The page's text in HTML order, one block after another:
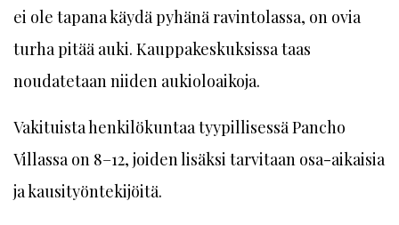
ei ole tapana käydä pyhänä ravintolassa, on ovia
turha pitää auki. Kauppakeskuksissa taas
noudatetaan niiden aukioloaikoja.
Vakituista henkilökuntaa tyypillisessä Pancho
Villassa on 8–12, joiden lisäksi tarvitaan osa-aikaisia
ja kausityöntekijöitä.